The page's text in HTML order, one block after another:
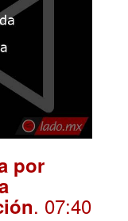
por
. 07:40